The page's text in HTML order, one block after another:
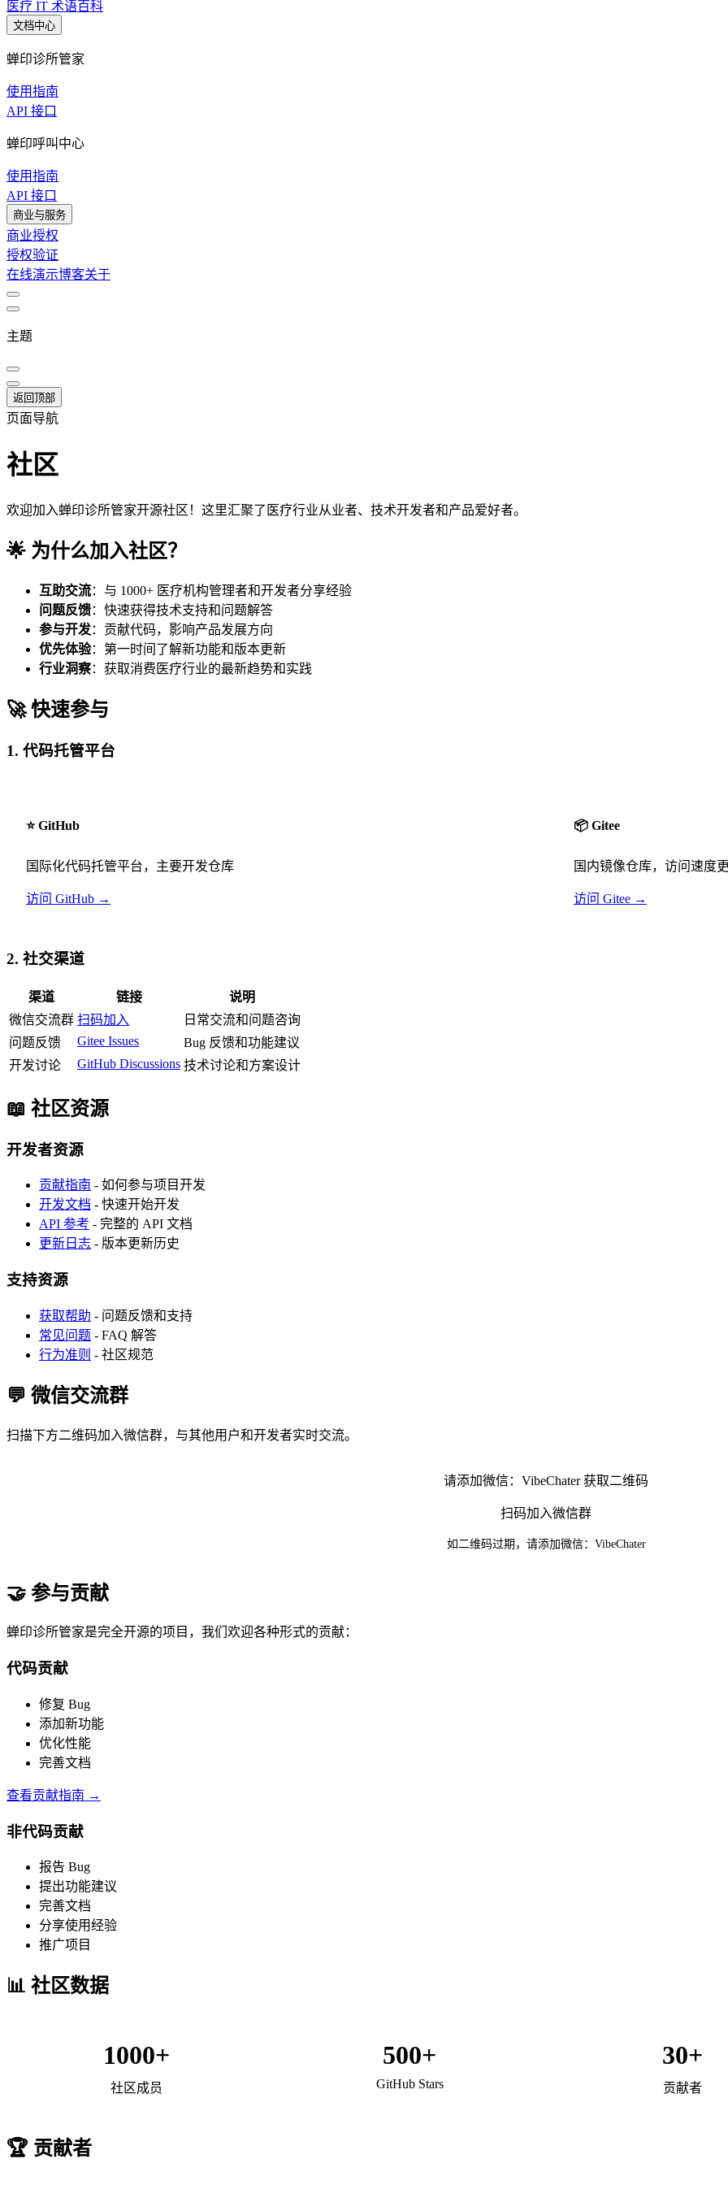
医疗 IT 术语百科
文档中心
蝉印诊所管家
使用指南
API 接口
蝉印呼叫中心
使用指南
API 接口
商业与服务
商业授权
授权验证
在线演示博客关于
主题
返回顶部
页面导航
社区
欢迎加入蝉印诊所管家开源社区！这里汇聚了医疗行业从业者、技术开发者和产品爱好者。
🌟 为什么加入社区？
互助交流：与 1000+ 医疗机构管理者和开发者分享经验
问题反馈：快速获得技术支持和问题解答
参与开发：贡献代码，影响产品发展方向
优先体验：第一时间了解新功能和版本更新
行业洞察：获取消费医疗行业的最新趋势和实践
🚀 快速参与
1. 代码托管平台
⭐ GitHub
国际化代码托管平台，主要开发仓库
访问 GitHub →
📦 Gitee
国内镜像仓库，访问速度
访问 Gitee →
2. 社交渠道
渠道 链接
说明
微信交流群 扫码加入
日常交流和问题咨询
问题反馈
Gitee Issues
Bug 反馈和功能建议
开发讨论
GitHub Discussions 技术讨论和方案设计
📖 社区资源
开发者资源
贡献指南 - 如何参与项目开发
开发文档 - 快速开始开发
API 参考 - 完整的 API 文档
更新日志 - 版本更新历史
支持资源
获取帮助 - 问题反馈和支持
常见问题 - FAQ 解答
行为准则 - 社区规范
💬 微信交流群
扫描下方二维码加入微信群，与其他用户和开发者实时交流。
请添加微信：VibeChater 获取二维码
扫码加入微信群
如二维码过期，请添加微信：VibeChater
🤝 参与贡献
蝉印诊所管家是完全开源的项目，我们欢迎各种形式的贡献：
代码贡献
修复 Bug
添加新功能
优化性能
完善文档
查看贡献指南 →
非代码贡献
报告 Bug
提出功能建议
完善文档
分享使用经验
推广项目
📊 社区数据
1000+
社区成员
500+
GitHub Stars
30+
贡献者
🏆 贡献者